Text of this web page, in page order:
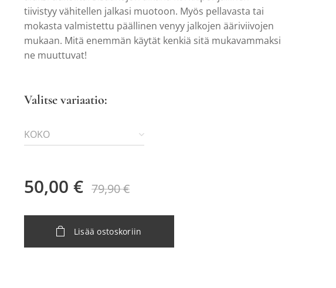
tiivistyy vähitellen jalkasi muotoon. Myös pellavasta tai
mokasta valmistettu päällinen venyy jalkojen ääriviivojen
mukaan. Mitä enemmän käytät kenkiä sitä mukavammaksi
ne muuttuvat!
Valitse variaatio:
KOKO
50,00 € 79,90€
Lisää ostoskoriin